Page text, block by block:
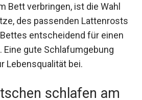
Bett verbringen, ist die Wahl
des passenden Lattenrosts
entscheidend für einen
Eine gute Schlafumgebung
Lebensqualität bei.
schlafen am